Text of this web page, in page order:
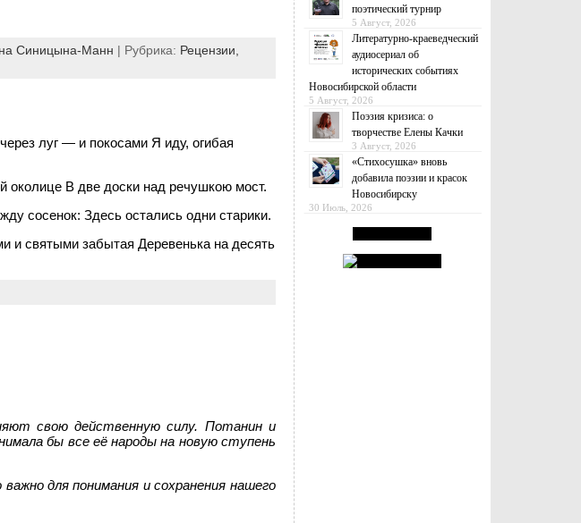
Синицына-Манн | Рубрика: Рецензии,
луг — и покосами Я иду, огибая
околице В две доски над речушкою мост.
сосенок: Здесь остались одни старики.
святыми забытая Деревенька на десять
свою действенную силу. Потанин и
бы все её народы на новую ступень
для понимания и сохранения нашего
поэтический турнир
5 Август, 2026
Литературно-краеведческий
аудиосериал об
исторических событиях
Новосибирской области
5 Август, 2026
Поэзия кризиса: о
творчестве Елены Качки
3 Август, 2026
«Стихосушка» вновь
добавила поэзии и красок
Новосибирску
30 Июль, 2026